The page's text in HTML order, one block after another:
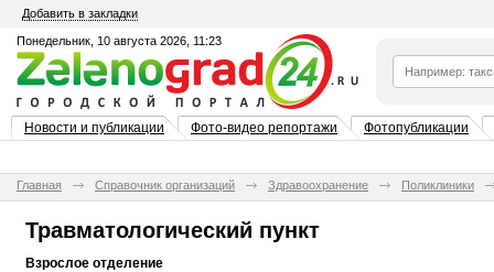
Добавить в закладки
Понедельник, 10 августа 2026, 11:23
Новости и публикации Фото-видео репортажи Фотопубликации
Главная Справочник организаций Здравоохранение Поликлиники
Травматологический пункт
Взрослое отделение